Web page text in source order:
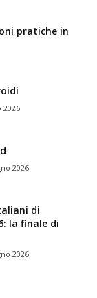
pratiche in
2026
2026
di
la finale di
2026